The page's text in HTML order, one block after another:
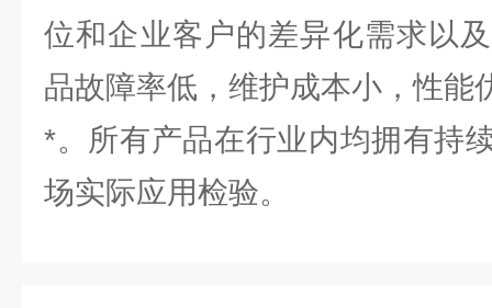
位和企业客户的差异化需求以
品故障率低，维护成本小，性能
*。所有产品在行业内均拥有持
场实际应用检验。